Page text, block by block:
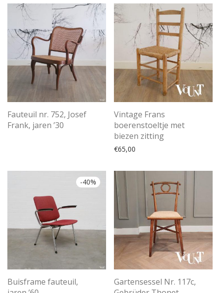
Fauteuil nr. 752, Josef
Frank, jaren ’30
Vintage Frans
boerenstoeltje met
biezen zitting
€65,00
-40%
Buisframe fauteuil,
Gartensessel Nr. 117c,